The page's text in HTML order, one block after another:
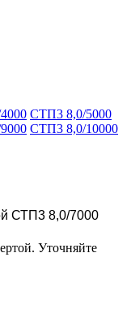
СТП3 8,0/5000
СТП3 8,0/10000
СТП3 8,0/7000
Уточняйте